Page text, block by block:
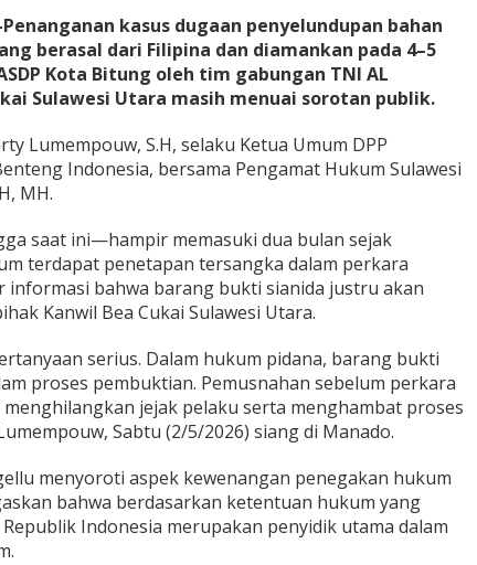
kasus dugaan penyelundupan bahan
berasal dari Filipina dan diamankan pada 4–5
Kota Bitung oleh tim gabungan TNI AL
Sulawesi Utara masih menuai sorotan publik.
Lumempouw, S.H, selaku Ketua Umum DPP
Indonesia, bersama Pengamat Hukum Sulawesi
MH.
saat ini—hampir memasuki dua bulan sejak
terdapat penetapan tersangka dalam perkara
informasi bahwa barang bukti sianida justru akan
Kanwil Bea Cukai Sulawesi Utara.
serius. Dalam hukum pidana, barang bukti
proses pembuktian. Pemusnahan sebelum perkara
jejak pelaku serta menghambat proses
Sabtu (2/5/2026) siang di Manado.
menyoroti aspek kewenangan penegakan hukum
bahwa berdasarkan ketentuan hukum yang
Indonesia merupakan penyidik utama dalam